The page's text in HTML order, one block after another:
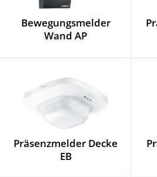
Bewegungsmelder
Wand AP
Präsenzmelder Decke
EB